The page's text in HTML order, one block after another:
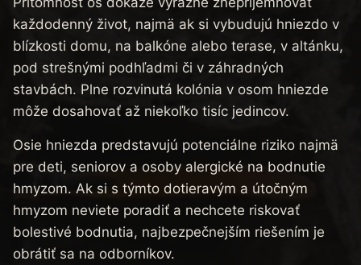
každodenný život, najmä ak si vybudujú hniezdo v
blízkosti domu, na balkóne alebo terase, v altánku,
pod strešnými podhľadmi či v záhradných
stavbách. Plne rozvinutá kolónia v osom hniezde
môže dosahovať až niekoľko tisíc jedincov.
Osie hniezda predstavujú potenciálne riziko najmä
pre deti, seniorov a osoby alergické na bodnutie
hmyzom. Ak si s týmto dotieravým a útočným
hmyzom neviete poradiť a nechcete riskovať
bolestivé bodnutia, najbezpečnejším riešením je
obrátiť sa na odborníkov.